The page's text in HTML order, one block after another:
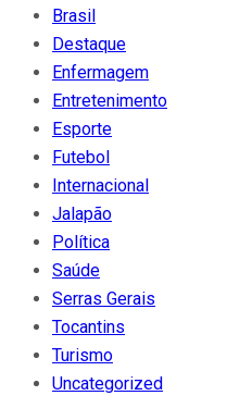
Brasil
Destaque
Enfermagem
Entretenimento
Esporte
Futebol
Internacional
Jalapão
Política
Saúde
Serras Gerais
Tocantins
Turismo
Uncategorized